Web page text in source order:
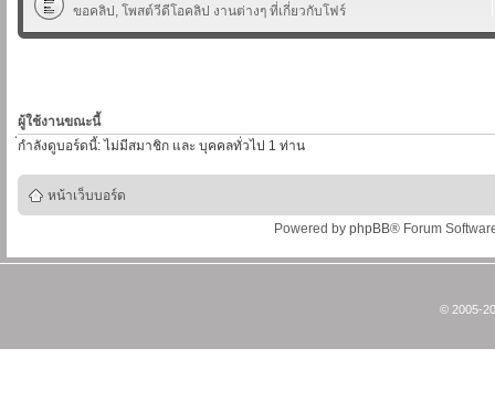
ขอคลิป, โพสต์วีดีโอคลิป งานต่างๆ ที่เกี่ยวกับโฟร์
ผู้ใช้งานขณะนี้
่กำลังดูบอร์ดนี้: ไม่มีสมาชิก และ บุคคลทั่วไป 1 ท่าน
หน้าเว็บบอร์ด
Powered by phpBB® Forum
© 2005-